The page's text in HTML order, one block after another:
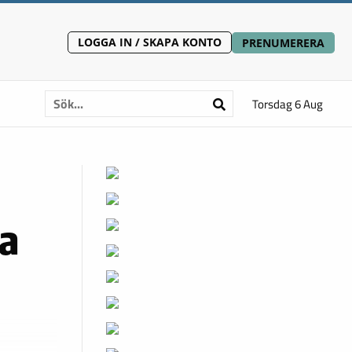
LOGGA IN / SKAPA KONTO PRENUMERERA
Torsdag 6 Aug